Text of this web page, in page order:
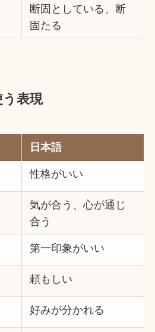
断固としている、断
固たる
表現
日本語
性格がいい
気が合う、心が通じ
合う
第一印象がいい
頼もしい
好みが分かれる